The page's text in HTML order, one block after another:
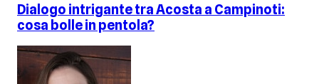
Dialogo intrigante tra Acosta a Campinoti:
cosa bolle in pentola?